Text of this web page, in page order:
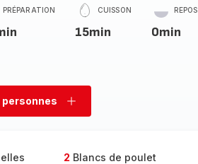
PRÉPARATION CUISSON
15min
REPOS
0min
personnes
Ajouter
2 Blancs de poulet